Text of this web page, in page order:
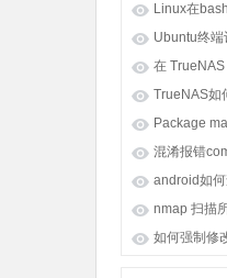
Linux在
Ubuntu终端
TrueNAS如
android如
nmap 扫描
如何强制修